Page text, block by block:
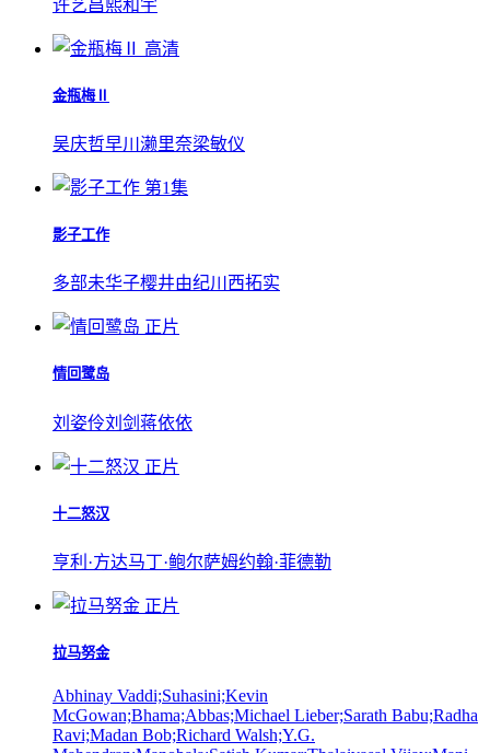
许艺昌熙和宇
高清
金瓶梅Ⅱ
吴庆哲早川濑里奈梁敏仪
第1集
影子工作
多部未华子樱井由纪川西拓实
正片
情回鹭岛
刘姿伶刘剑 蒋依依
正片
十二怒汉
亨利·方达马丁·鲍尔萨姆约翰·菲德勒
正片
拉马努金
Abhinay Vaddi;Suhasini;Kevin
McGowan;Bhama;Abbas;Michael Lieber;Sarath Babu;Radha
Ravi;Madan Bob;Richard Walsh;Y.G.